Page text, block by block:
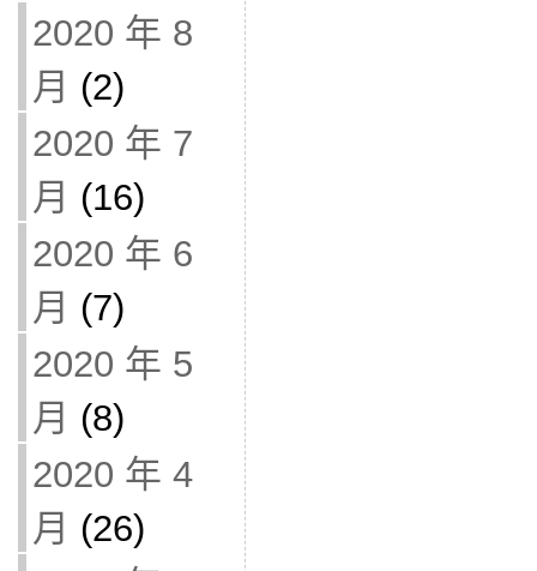
2020 年 8
月 (2)
2020 年 7
月 (16)
2020 年 6
月 (7)
2020 年 5
月 (8)
2020 年 4
月 (26)